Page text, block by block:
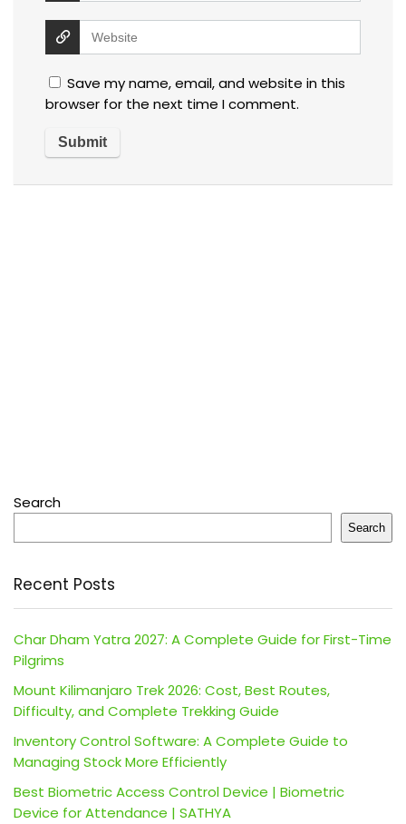
Save my name, email, and website in this
browser for the next time I comment.
Search
Search
Recent Posts
Char Dham Yatra 2027: A Complete Guide for First-Time
Pilgrims
Mount Kilimanjaro Trek 2026: Cost, Best Routes,
Difficulty, and Complete Trekking Guide
Inventory Control Software: A Complete Guide to
Managing Stock More Efficiently
Best Biometric Access Control Device | Biometric
Device for Attendance | SATHYA